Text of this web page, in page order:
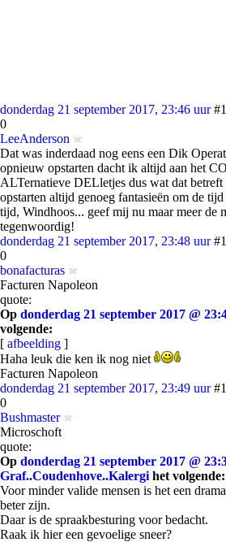
donderdag 21 september 2017, 23:46 uur
0
LeeAnderson
Dat was inderdaad nog eens een Dik
opnieuw opstarten dacht ik altijd aan het
ALTernatieve DELletjes dus wat dat
opstarten altijd genoeg fantasieën om de
tijd, Windhoos... geef mij nu maar meer de
tegenwoordig!
donderdag 21 september 2017, 23:48 uur
0
bonafacturas
Facturen Napoleon
quote:
Op donderdag 21 september 2017 @
volgende:
[ afbeelding ]
Haha leuk die ken ik nog niet
Facturen Napoleon
donderdag 21 september 2017, 23:49 uur
0
Bushmaster
Microschoft
quote:
Op donderdag 21 september 2017 @
Graf..Coudenhove..Kalergi het volgende:
Voor minder valide mensen is het een
beter zijn.
Daar is de spraakbesturing voor bedacht.
Raak ik hier een gevoelige sneer?